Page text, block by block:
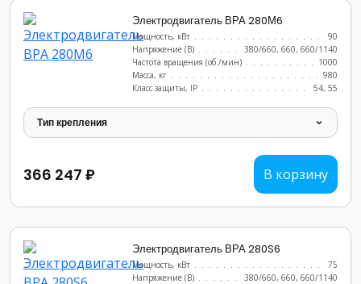
Электродвигатель ВРА 280М6
Мощность, кВт
90
Напряжение (В)
380/660, 660, 660/1140
Частота вращения (об./мин)
1000
Масса, кг
980
Класс защиты, IP
54, 55
Тип крепления
366 247 ₽ В корзину
Электродвигатель ВРА 280S6
Мощность, кВт
75
Напряжение (В)
380/660, 660, 660/1140